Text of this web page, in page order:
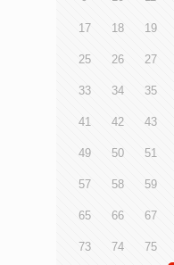
17 18 19
25 26 27
33 34 35
41 42 43
49 50 51
57 58 59
65 66 67
73 74 75